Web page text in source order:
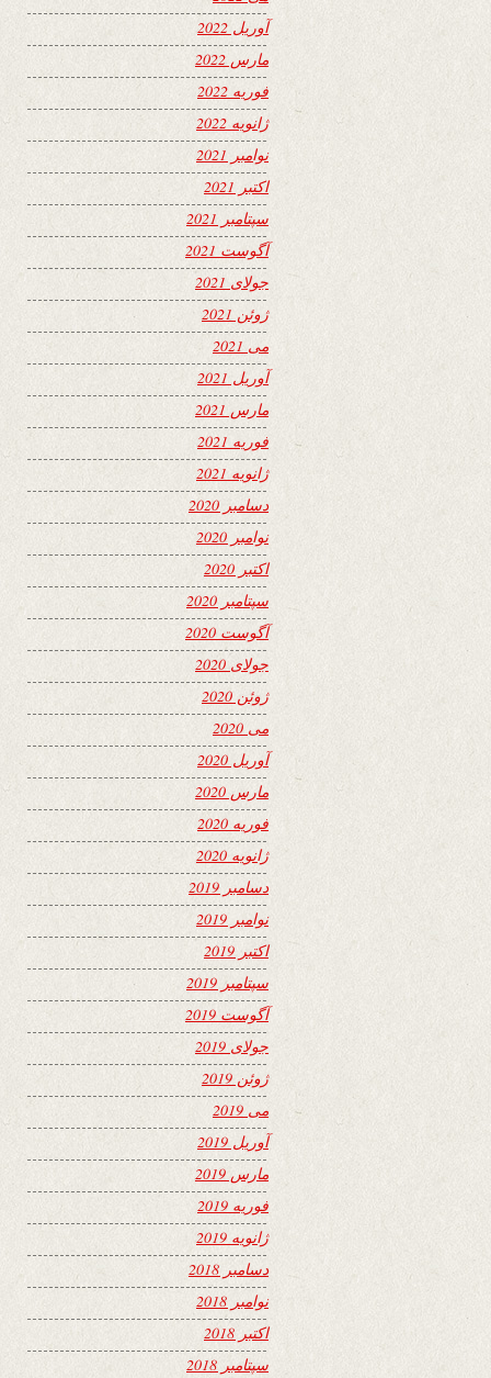
آوریل 2022
مارس 2022
فوریه 2022
ژانویه 2022
نوامبر 2021
اکتبر 2021
سپتامبر 2021
آگوست 2021
جولای 2021
ژوئن 2021
می 2021
آوریل 2021
مارس 2021
فوریه 2021
ژانویه 2021
دسامبر 2020
نوامبر 2020
اکتبر 2020
سپتامبر 2020
آگوست 2020
جولای 2020
ژوئن 2020
می 2020
آوریل 2020
مارس 2020
فوریه 2020
ژانویه 2020
دسامبر 2019
نوامبر 2019
اکتبر 2019
سپتامبر 2019
آگوست 2019
جولای 2019
ژوئن 2019
می 2019
آوریل 2019
مارس 2019
فوریه 2019
ژانویه 2019
دسامبر 2018
نوامبر 2018
اکتبر 2018
سپتامبر 2018